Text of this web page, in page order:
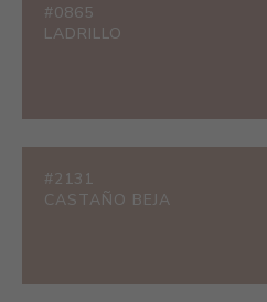
#0865
LADRILLO
#2131
CASTAÑO BEJA